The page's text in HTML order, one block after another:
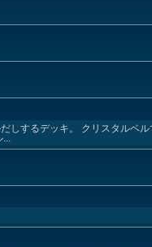
しするデッキ。 クリスタルベ